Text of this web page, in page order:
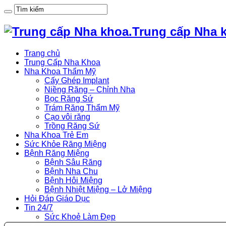
Trung cấp Nha
Trang chủ
Trung Cấp Nha Khoa
Nha Khoa Thẩm Mỹ
Cấy Ghép Implant
Niềng Răng – Chỉnh Nha
Bọc Răng Sứ
Trám Răng Thẩm Mỹ
Cạo vôi răng
Trồng Răng Sứ
Nha Khoa Trẻ Em
Sức Khỏe Răng Miệng
Bệnh Răng Miệng
Bệnh Sâu Răng
Bệnh Nha Chu
Bệnh Hôi Miệng
Bệnh Nhiệt Miệng – Lở Miệng
Hỏi Đáp Giáo Dục
Tin 24/7
Sức Khoẻ Làm Đẹp